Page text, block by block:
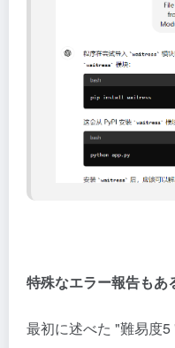
特殊なエラー報告もあ
最初に述べた "難易度